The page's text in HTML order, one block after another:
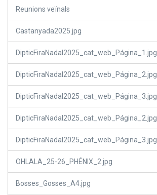
Reunions veïnals
Castanyada2025.jpg
DipticFiraNadal2025_cat_web_Página_1.jpg
DipticFiraNadal2025_cat_web_Página_2.jpg
DipticFiraNadal2025_cat_web_Página_3.jpg
DipticFiraNadal2025_cat_web_Página_2.jpg
DipticFiraNadal2025_cat_web_Página_3.jpg
OHLALA_25-26_PHÉNIX_2.jpg
Bosses_Gosses_A4.jpg